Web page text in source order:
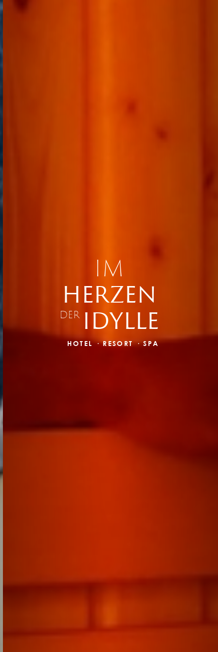
IM
HERZEN
DER IDYLLE
HOTEL · RESORT · SPA